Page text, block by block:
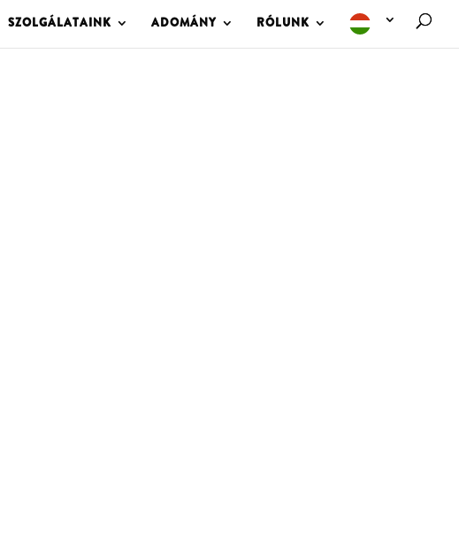
SZOLGÁLATAINK ADOMÁNY RÓLUNK